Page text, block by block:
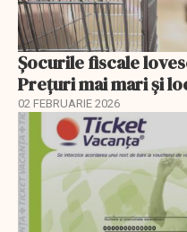
Șocurile fiscale
Prețuri mai mari și
02 FEBRUARIE 2026